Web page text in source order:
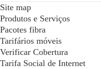
Site map
Produtos e Serviços
Pacotes fibra
Tarifários móveis
Verificar Cobertura
Tarifa Social de Internet